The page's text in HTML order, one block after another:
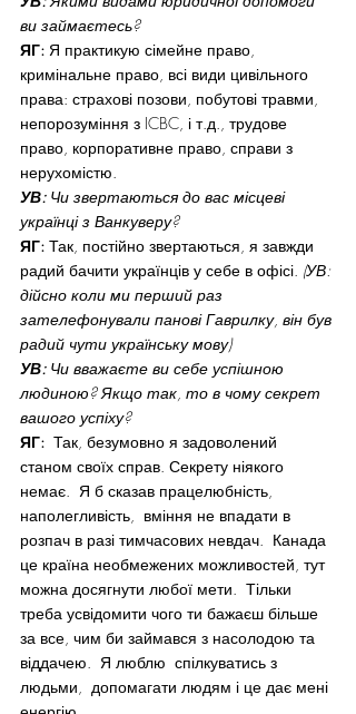
ви займаєтесь?
ЯГ: Я практикую сімейне право,
кримінальне право, всі види цивільного
права: страхові позови, побутові травми,
непорозуміння з ICBC, і т.д., трудове
право, корпоративне право, справи з
нерухомістю.
УВ: Чи звертаються до вас місцеві
українці з Ванкуверу?
ЯГ: Так, постійно звертаються, я завжди
радий бачити українців у себе в офісі. (УВ:
дійсно коли ми перший раз
зателефонували панові Гаврилку, він був
радий чути українську мову)
УВ: Чи вважаєте ви себе успішною
людиною? Якщо так, то в чому секрет
вашого успіху?
ЯГ: Так, безумовно я задоволений
станом своїх справ. Секрету ніякого
немає.  Я б сказав працелюбність,
наполегливість,  вміння не впадати в
розпач в разі тимчасових невдач.  Канада
це країна необмежених можливостей, тут
можна досягнути любої мети.  Тільки
треба усвідомити чого ти бажаєш більше
за все, чим би займався з насолодою та
віддачею.  Я люблю  спілкуватись з
людьми,  допомагати людям і це дає мені